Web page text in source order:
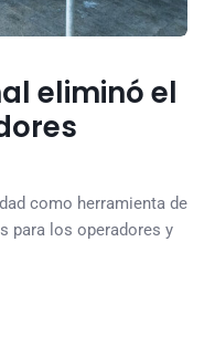
eliminó el
como herramienta de
para los operadores y